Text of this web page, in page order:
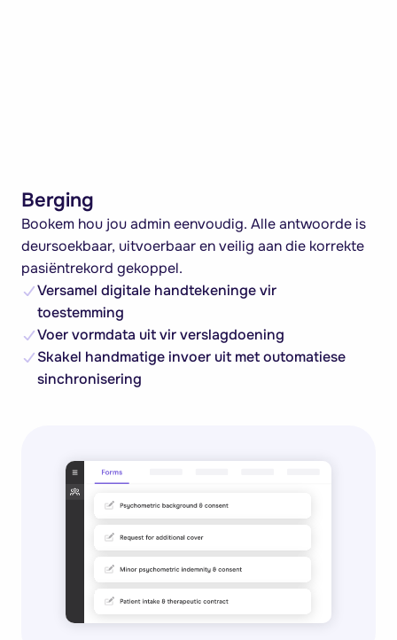
Berging
Bookem hou jou admin eenvoudig. Alle antwoorde is
deursoekbaar, uitvoerbaar en veilig aan die korrekte
pasiëntrekord gekoppel.
Versamel digitale handtekeninge vir
toestemming
Voer vormdata uit vir verslagdoening
Skakel handmatige invoer uit met outomatiese
sinchronisering